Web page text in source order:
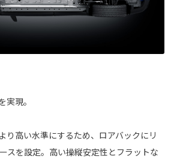
実現。
り高い水準にするため、ロアバックにリ
スを設定。高い操縦安定性とフラットな